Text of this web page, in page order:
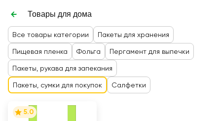
Товары для дома
Все товары категории Пакеты для хранения
Пищевая пленка Фольга Пергамент для выпечки
Пакеты, рукава для запекания
Пакеты, сумки для покупок Салфетки
5.0